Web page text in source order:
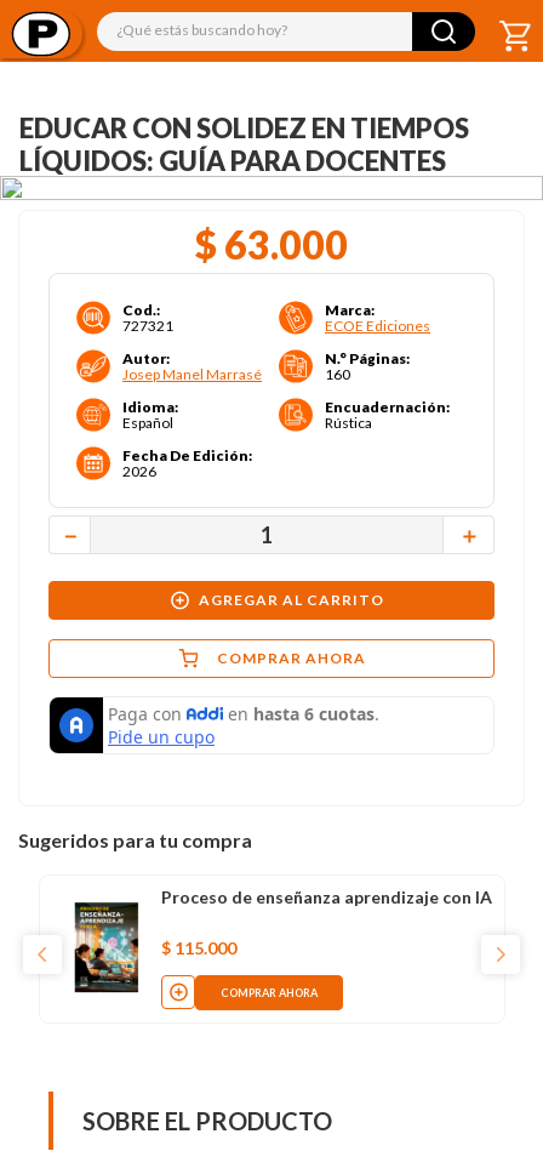
¿Qué estás buscando hoy?
EDUCAR CON SOLIDEZ EN TIEMPOS
LÍQUIDOS: GUÍA PARA DOCENTES
$ 63.000
Cod.:
727321
Marca:
ECOE Ediciones
Autor:
Josep Manel Marrasé
N.° Páginas:
160
Idioma:
Español
Encuadernación:
Rústica
Fecha De Edición:
2026
＋
－
AGREGAR AL CARRITO
COMPRAR AHORA
Sugeridos para tu compra
Proceso de enseñanza aprendizaje con IA
$ 115.000
COMPRAR AHORA
SOBRE EL PRODUCTO